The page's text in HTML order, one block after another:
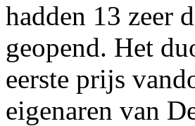
hadden 13 zeer
geopend. Het
eerste prijs
eigenaren van